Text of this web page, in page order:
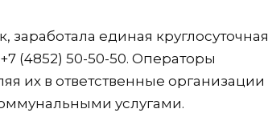
единая круглосуточная
(4852) 50-50-50. Операторы
их в ответственные организации
услугами.